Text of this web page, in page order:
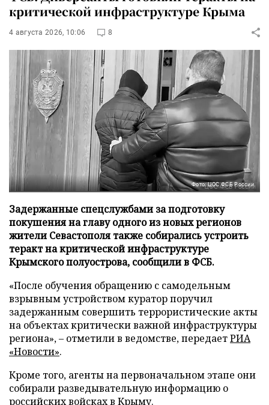
критической инфраструктуре Крыма
4 августа 2026, 10:06 8
Фото: ЦОС ФСБ России
Задержанные спецслужбами за подготовку
покушения на главу одного из новых регионов
жители Севастополя также собирались устроить
теракт на критической инфраструктуре
Крымского полуострова, сообщили в ФСБ.
«После обучения обращению с самодельным
взрывным устройством куратор поручил
задержанным совершить террористические акты
на объектах критически важной инфраструктуры
региона», – отметили в ведомстве, передаетРИА
«Новости».
Кроме того, агенты на первоначальном этапе они
собирали разведывательную информацию о
российских войсках в Крыму.